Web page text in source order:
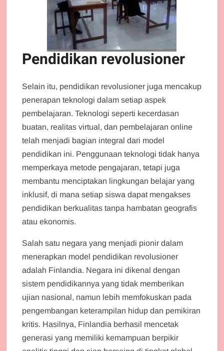
Pendidikan revolusioner
Selain itu, pendidikan revolusioner juga mencakup
penerapan teknologi dalam setiap aspek
pembelajaran. Teknologi seperti kecerdasan
buatan, realitas virtual, dan pembelajaran online
telah menjadi bagian integral dari model
pendidikan ini. Penggunaan teknologi tidak hanya
memperkaya metode pengajaran, tetapi juga
membantu menciptakan lingkungan belajar yang
inklusif, di mana setiap siswa dapat mengakses
pendidikan berkualitas tanpa hambatan geografis
atau ekonomis.
Salah satu negara yang menjadi pionir dalam
menerapkan model pendidikan revolusioner
adalah Finlandia. Negara ini dikenal dengan
sistem pendidikannya yang tidak memberikan
ujian nasional, namun lebih memfokuskan pada
pengembangan keterampilan hidup dan pemikiran
kritis. Hasilnya, Finlandia berhasil mencetak
generasi yang memiliki kemampuan berpikir